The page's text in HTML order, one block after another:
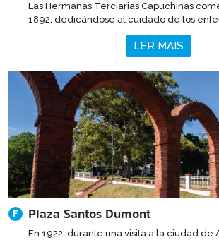
Las Hermanas Terciarias Capuchinas
1892, dedicándose al cuidado de los
LER MAIS
F Plaza Santos Dumont
En 1922, durante una visita a la ciudad de